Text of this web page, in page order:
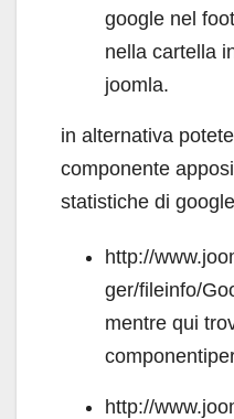
google nel
nella cartella
joomla.
in alternativa
componente
statistiche di google
http://
ger/fileinfo/
mentre qui
http://